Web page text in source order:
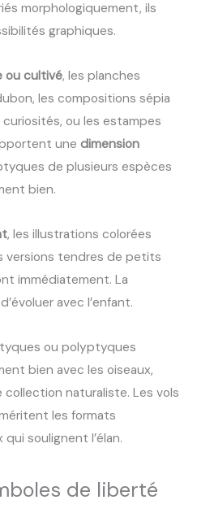
morphologiquement, ils
graphiques.
ou cultivé, les planches
les compositions sépia
ou les estampes
une dimension
de plusieurs espèces
bien.
, les illustrations colorées
versions tendres de petits
immédiatement. La
avec l’enfant.
ou polyptyques
bien avec les oiseaux,
naturaliste. Les vols
les formats
soulignent l’élan.
de liberté